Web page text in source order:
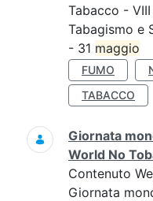
Tabacco -
Tabagismo e
- 31 maggio
FUMO
TABACCO
Giornata
World No
Contenuto
Giornata